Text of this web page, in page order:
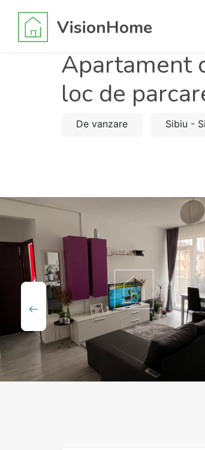
VisionHome
Apartament
loc de
De vanzare Sibiu -